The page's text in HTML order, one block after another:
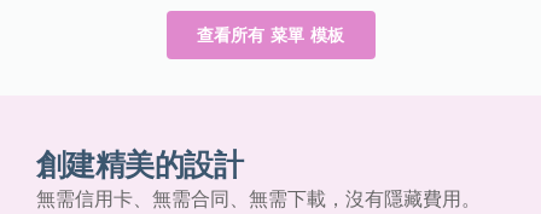
查看所有 菜單 模板
創建精美的設計
無需信用卡、無需合同、無需下載，沒有隱藏費用。